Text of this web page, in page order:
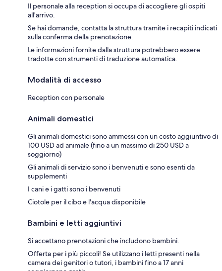
Il personale alla reception si occupa di accogliere gli ospiti
all'arrivo.
Se hai domande, contatta la struttura tramite i recapiti indicati
sulla conferma della prenotazione.
Le informazioni fornite dalla struttura potrebbero essere
tradotte con strumenti di traduzione automatica.
Modalità di accesso
Reception con personale
Animali domestici
Gli animali domestici sono ammessi con un costo aggiuntivo di
100 USD ad animale (fino a un massimo di 250 USD a
soggiorno)
Gli animali di servizio sono i benvenuti e sono esenti da
supplementi
I cani e i gatti sono i benvenuti
Ciotole per il cibo e l'acqua disponibile
Bambini e letti aggiuntivi
Si accettano prenotazioni che includono bambini.
Offerta per i più piccoli! Se utilizzano i letti presenti nella
camera dei genitori o tutori, i bambini fino a 17 anni